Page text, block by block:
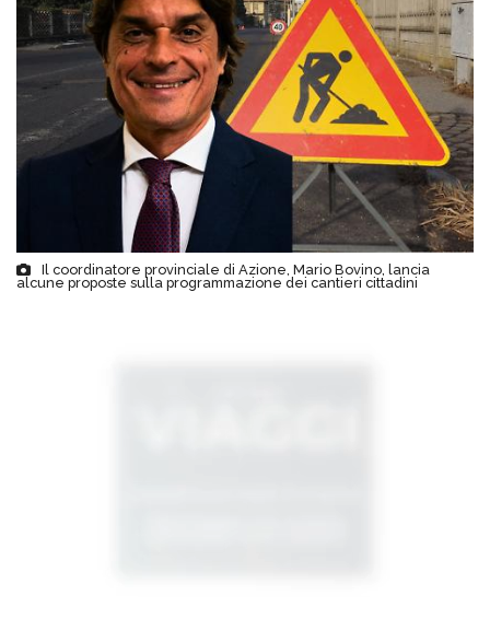
Il coordinatore provinciale di Azione, Mario Bovino, lancia
alcune proposte sulla programmazione dei cantieri cittadini